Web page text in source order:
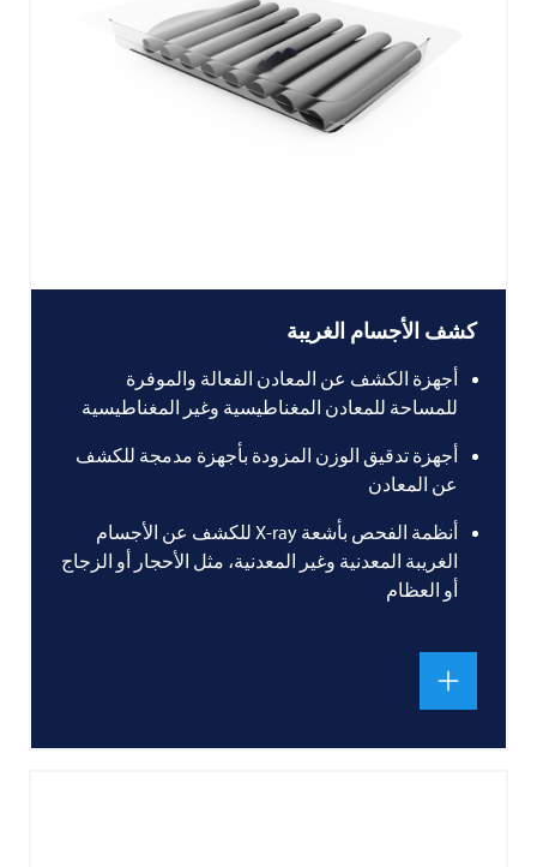
كشف الأجسام الغريبة
أجهزة الكشف عن المعادن الفعالة والموفرة
للمساحة للمعادن المغناطيسية وغير المغناطيسية
أجهزة تدقيق الوزن المزودة بأجهزة مدمجة للكشف
عن المعادن
أنظمة الفحص بأشعة X-ray للكشف عن الأجسام
الغريبة المعدنية وغير المعدنية، مثل الأحجار أو الزجاج
أو العظام